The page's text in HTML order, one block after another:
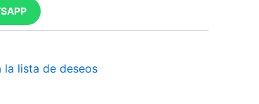
la lista de deseos